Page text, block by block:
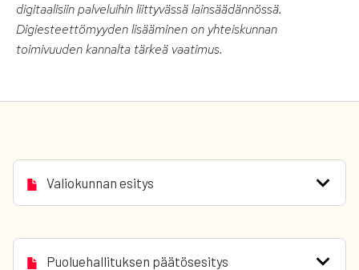
digitaalisiin palveluihin liittyvässä lainsäädännössä.
Digiesteettömyyden lisääminen on yhteiskunnan
toimivuuden kannalta tärkeä vaatimus.
Valiokunnan esitys
Puoluehallituksen päätösesitys